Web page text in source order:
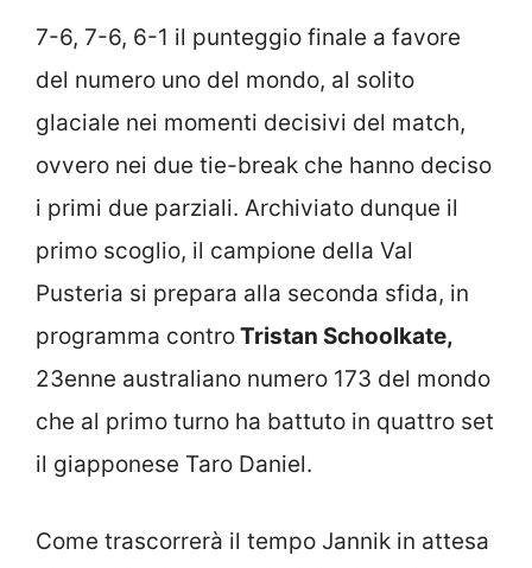
7-6, 7-6, 6-1 il punteggio finale a favore
del numero uno del mondo, al solito
glaciale nei momenti decisivi del match,
ovvero nei due tie-break che hanno deciso
i primi due parziali. Archiviato dunque il
primo scoglio, il campione della Val
Pusteria si prepara alla seconda sfida, in
programma controTristan Schoolkate,
23enne australiano numero 173 del mondo
che al primo turno ha battuto in quattro set
il giapponese Taro Daniel.
Come trascorrerà il tempo Jannik in attesa